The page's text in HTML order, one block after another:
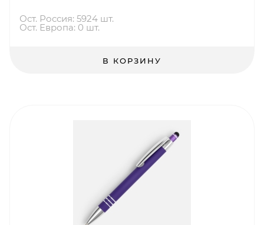
Ост. Россия: 5924 шт.
Ост. Европа: 0 шт.
В КОРЗИНУ